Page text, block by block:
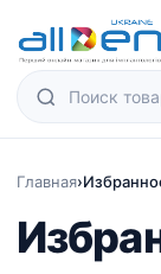
Главная›